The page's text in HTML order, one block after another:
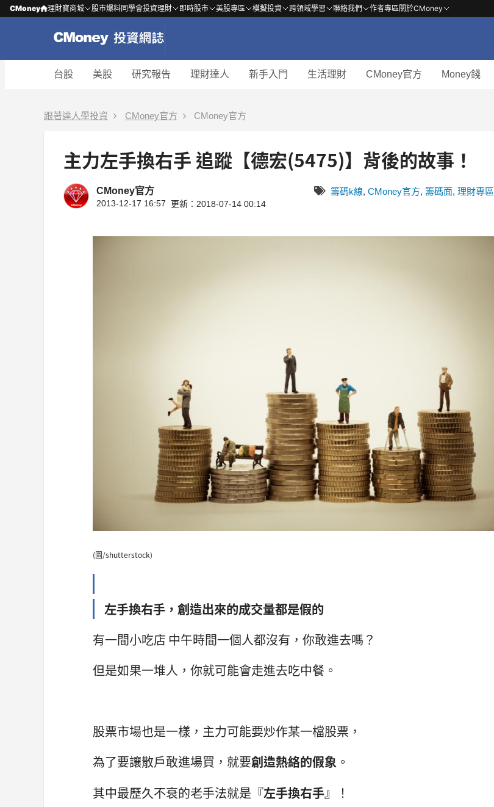
CMoney 理財寶商城 股市爆料同學會投資理財 即時股市 美股專區 模擬投資 跨領域學習 聯絡我們 作者專區關於CMoney
台股 美股 研究報告 理財達人 新手入門 生活理財 CMoney官方 Money錢
跟著達人學投資 CMoney官方 CMoney官方
主力左手換右手 追蹤【德宏(5475)】背後的故事！
CMoney官方
2013-12-17 16:57 更新：2018-07-14 00:14
籌碼k線, CMoney官方, 籌碼面, 理財專區
(圖/shutterstock)
左手換右手，創造出來的成交量都是假的
有一間小吃店 中午時間一個人都沒有，你敢進去嗎？
但是如果一堆人，你就可能會走進去吃中餐。
股票市場也是一樣，主力可能要炒作某一檔股票，
為了要讓散戶敢進場買，就要創造熱絡的假象 。
其中最歷久不衰的老手法就是 『左手換右手』 ！